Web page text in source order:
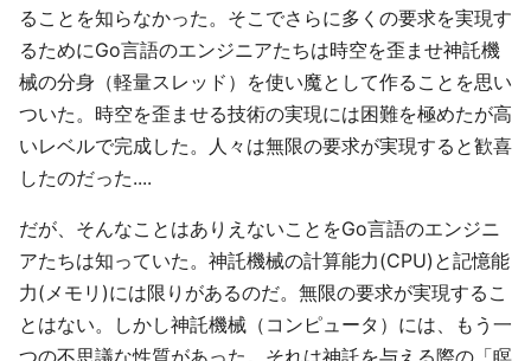
ることを知らなかった。そこでさらに多くの要求を実現す
るためにGo言語のエンジニアたちは時空を歪ませ神託機
械の分身（軽量スレッド）を使い魔として作ることを思い
ついた。時空を歪ませる技術の実現には困難を極めたが高
いレベルで完成した。人々は無限の要求が実現すると歓喜
したのだった....
だが、そんなことはありえないことをGo言語のエンジニ
アたちは知っていた。神託機械の計算能力(CPU)と記憶能
力(メモリ)には限りがあるのだ。無限の要求が実現するこ
とはない。しかし神託機械（コンピュータ）には、もう一